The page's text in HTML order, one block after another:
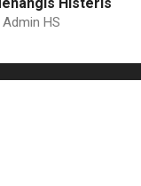
Admin HS